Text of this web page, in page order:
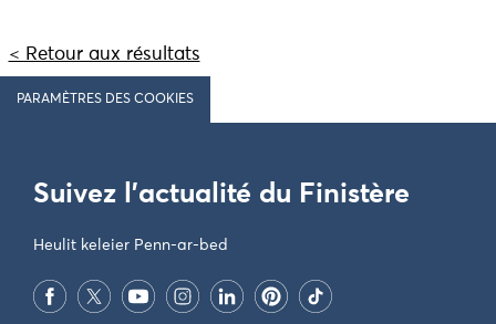
< Retour aux résultats
PARAMÈTRES DES COOKIES
Suivez l'actualité du Finistère
Heulit keleier Penn-ar-bed